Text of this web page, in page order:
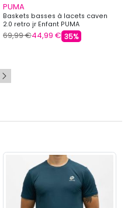
PUMA
Baskets basses à lacets caven
2.0 retro jr Enfant PUMA
69,99 €44,99 € 35%